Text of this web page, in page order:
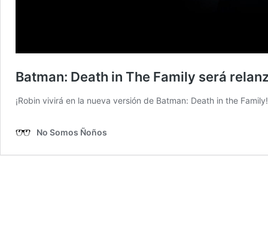
Batman: Death in The Family será
¡Robin vivirá en la nueva versión de Batman: Death in the Family!
No Somos Ñoños